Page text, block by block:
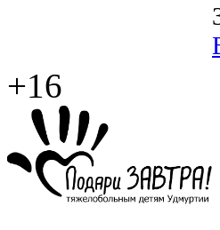
+16